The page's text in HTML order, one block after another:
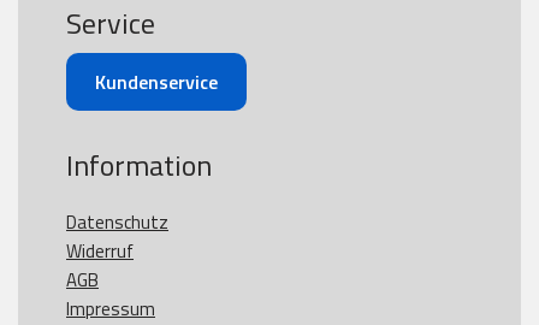
Service
Kundenservice
Information
Datenschutz
Widerruf
AGB
Impressum